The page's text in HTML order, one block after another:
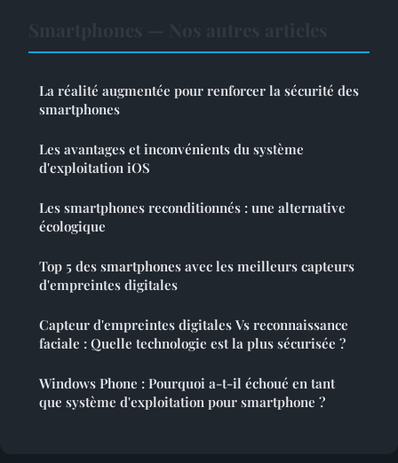
La réalité augmentée pour renforcer la sécurité des
smartphones
Les avantages et inconvénients du système
d'exploitation iOS
Les smartphones reconditionnés : une alternative
écologique
Top 5 des smartphones avec les meilleurs capteurs
d'empreintes digitales
Capteur d'empreintes digitales Vs reconnaissance
faciale : Quelle technologie est la plus sécurisée ?
Windows Phone : Pourquoi a-t-il échoué en tant
que système d'exploitation pour smartphone ?